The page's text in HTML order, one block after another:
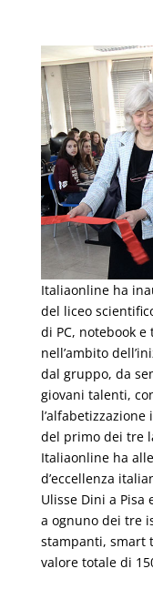
Italiaonline ha
del liceo
di PC, notebook
nell’ambito
dal gruppo, da
giovani talenti,
del primo dei tre
Italiaonline ha
d’eccellenza
Ulisse Dini a Pisa
a ognuno dei tre
stampanti, smart
valore totale di